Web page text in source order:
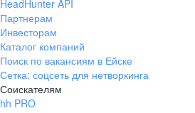
HeadHunter API
Партнерам
Инвесторам
Каталог компаний
Поиск по вакансиям в Ейске
Сетка: соцсеть для нетворкинга
Соискателям
hh PRO